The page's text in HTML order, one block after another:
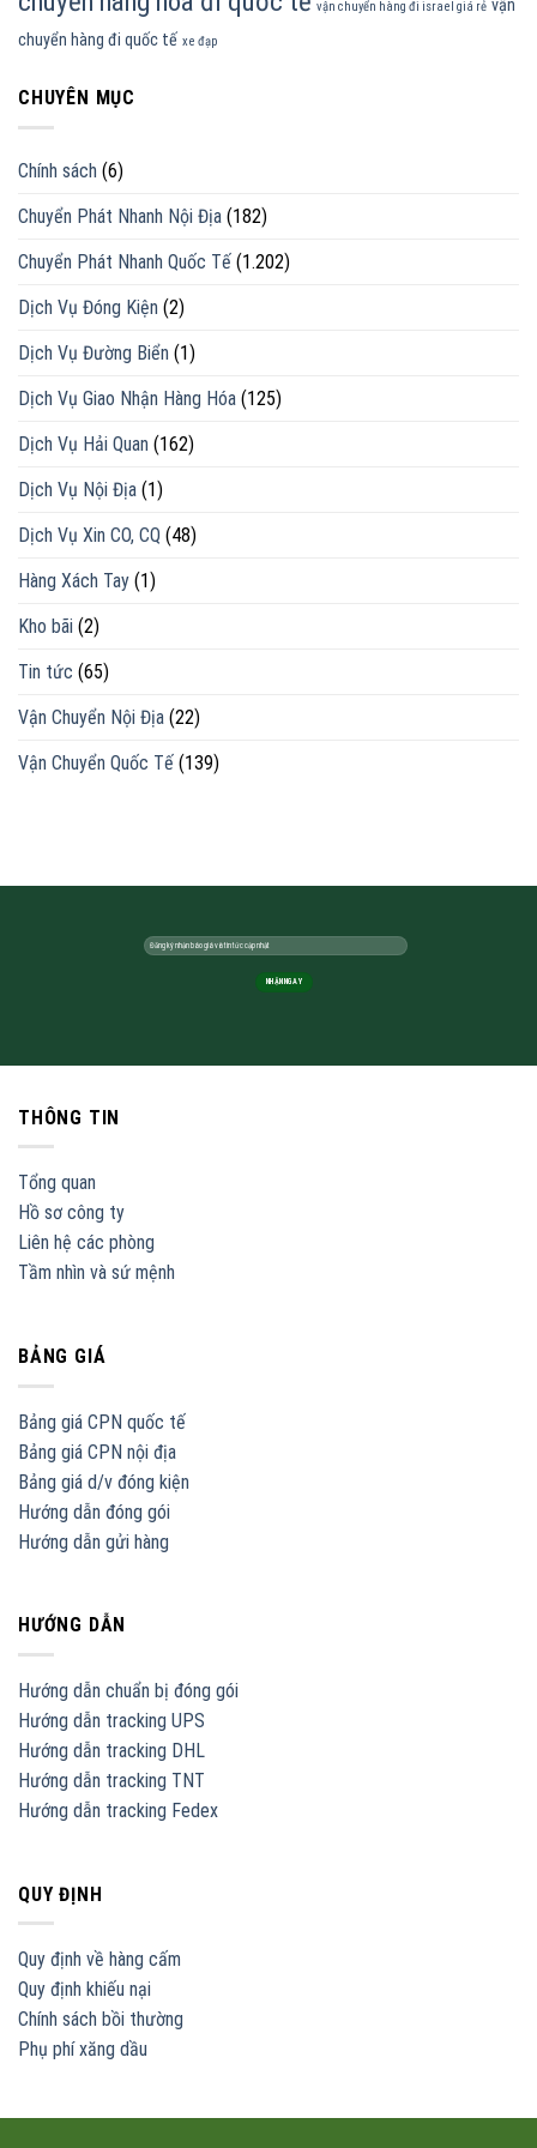
vận chuyển hàng đi israel giá rẻ vận
chuyển hàng đi quốc tế xe đạp
CHUYÊN MỤC
Chính sách (6)
Chuyển Phát Nhanh Nội Địa (182)
Chuyển Phát Nhanh Quốc Tế (1.202)
Dịch Vụ Đóng Kiện (2)
Dịch Vụ Đường Biển (1)
Dịch Vụ Giao Nhận Hàng Hóa (125)
Dịch Vụ Hải Quan (162)
Dịch Vụ Nội Địa (1)
Dịch Vụ Xin CO, CQ (48)
Hàng Xách Tay (1)
Kho bãi (2)
Tin tức (65)
Vận Chuyển Nội Địa (22)
Vận Chuyển Quốc Tế (139)
THÔNG TIN
Tổng quan
Hồ sơ công ty
Liên hệ các phòng
Tầm nhìn và sứ mệnh
BẢNG GIÁ
Bảng giá CPN quốc tế
Bảng giá CPN nội địa
Bảng giá d/v đóng kiện
Hướng dẫn đóng gói
Hướng dẫn gửi hàng
HƯỚNG DẪN
Hướng dẫn chuẩn bị đóng gói
Hướng dẫn tracking UPS
Hướng dẫn tracking DHL
Hướng dẫn tracking TNT
Hướng dẫn tracking Fedex
QUY ĐỊNH
Quy định về hàng cấm
Quy định khiếu nại
Chính sách bồi thường
Phụ phí xăng dầu